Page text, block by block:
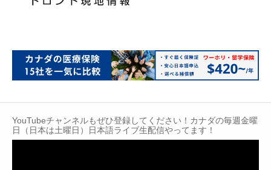
イベントカレンダー
About Us
YouTubeチャンネルもぜひ登録してください！カナダの毎週金曜
日（日本は土曜日）日本語ライブ生配信やってます！